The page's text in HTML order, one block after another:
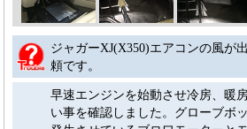
ジャガーXJ(X350)エアコンの風が
頼です。
早速エンジンを始動させ冷房、暖
い事を確認しました。グローブボ